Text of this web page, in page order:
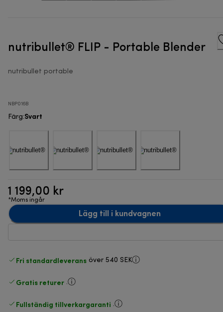
nutribullet® FLIP - Portable Blender
nutribullet portable
NBP016B
Färg:Svart
1 199,00 kr
*Moms ingår
Lägg till i kundvagnen
Fri standardleverans över 540 SEK
Gratis returer .
Fullständig tillverkargaranti .